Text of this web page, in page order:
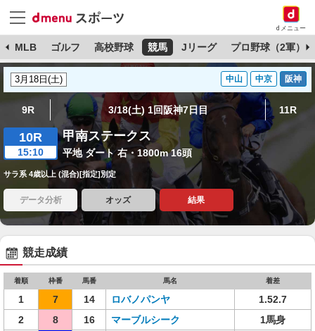
dメニュー
MLB ゴルフ 高校野球 競馬 Jリーグ プロ野球（2軍）
中山 中京 阪神
9R 3/18(土) 1回阪神7日目 11R
10R
15:10
甲南ステークス
平地 ダート 右・1800m 16頭
サラ系 4歳以上 (混合)[指定]別定
データ分析 オッズ 結果
競走成績
着順 枠番 馬番 馬名 着差
1 7 14 ロバノパンヤ
1.52.7
2
8 16 マーブルシーク
1馬身